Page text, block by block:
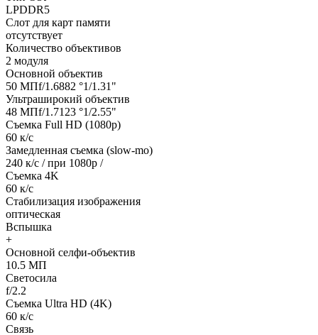
LPDDR5
Слот для карт памяти
отсутствует
Количество объективов
2 модуля
Основной объектив
50 МПf/1.6882 °1/1.31"
Ультраширокий объектив
48 МПf/1.7123 °1/2.55"
Съемка Full HD (1080p)
60 к/с
Замедленная съемка (slow-mo)
240 к/с / при 1080р /
Съемка 4K
60 к/с
Стабилизация изображения
оптическая
Вспышка
+
Основной селфи-объектив
10.5 МП
Светосила
f/2.2
Съемка Ultra HD (4K)
60 к/с
Связь